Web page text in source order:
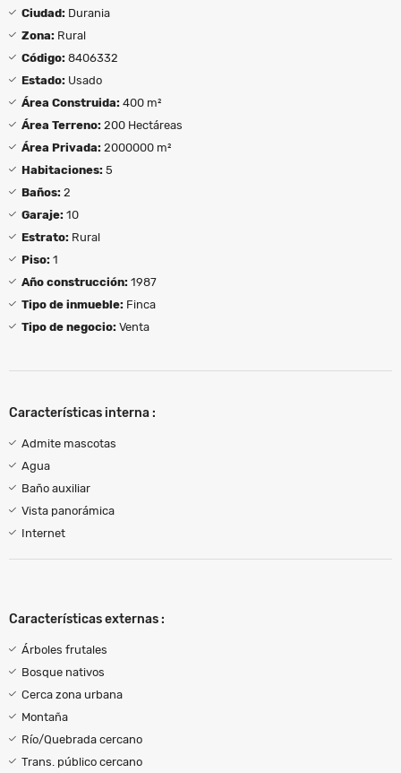
Ciudad: Durania
Zona: Rural
Código: 8406332
Estado: Usado
Área Construida: 400 m²
Área Terreno: 200 Hectáreas
Área Privada: 2000000 m²
Habitaciones: 5
Baños: 2
Garaje: 10
Estrato: Rural
Piso: 1
Año construcción: 1987
Tipo de inmueble: Finca
Tipo de negocio: Venta
Características interna :
Admite mascotas
Agua
Baño auxiliar
Vista panorámica
Internet
Características externas :
Árboles frutales
Bosque nativos
Cerca zona urbana
Montaña
Río/Quebrada cercano
Trans. público cercano